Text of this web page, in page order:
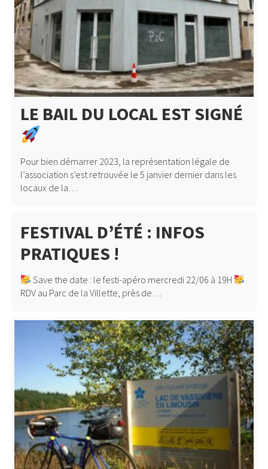
LE BAIL DU LOCAL EST SIGNÉ
Pour bien démarrer 2023, la représentation légale de
l’association s’est retrouvée le 5 janvier dernier dans les
locaux de la…
FESTIVAL D’ÉTÉ : INFOS
PRATIQUES !
Save the date : le festi-apéro mercredi 22/06 à 19H
RDV au Parc de la Villette, près de…